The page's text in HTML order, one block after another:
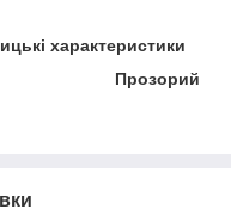
характеристики
Прозорий